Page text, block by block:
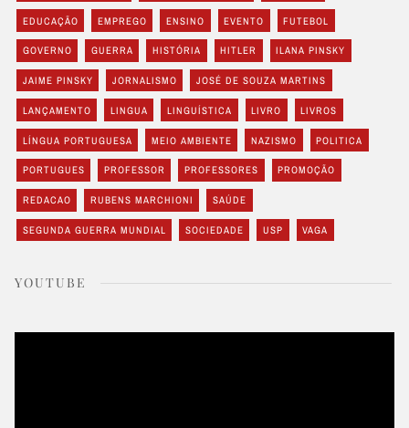
EDUCAÇÃO EMPREGO ENSINO EVENTO FUTEBOL
GOVERNO GUERRA HISTÓRIA HITLER ILANA PINSKY
JAIME PINSKY JORNALISMO JOSÉ DE SOUZA MARTINS
LANÇAMENTO LINGUA LINGUÍSTICA LIVRO LIVROS
LÍNGUA PORTUGUESA MEIO AMBIENTE NAZISMO POLITICA
PORTUGUES PROFESSOR PROFESSORES PROMOÇÃO
REDACAO RUBENS MARCHIONI SAÚDE
SEGUNDA GUERRA MUNDIAL SOCIEDADE USP VAGA
YOUTUBE